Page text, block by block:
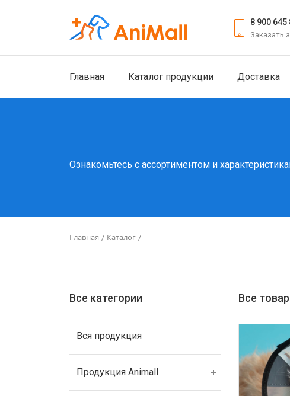
8 900 645
Заказать
Главная Каталог продукции Доставка
Ознакомьтесь с ассортиментом и
Главная / Каталог /
Все категории
Вся продукция
Продукция Animall
Все